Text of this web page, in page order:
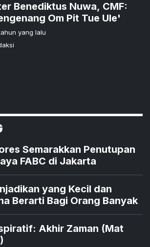
Benediktus Nuwa, CMF:
Om Pit Tue Ule'
yang lalu
Semarakkan Penutupan
FABC di Jakarta
yang Kecil dan
Sederhana Berarti Bagi Orang Banyak
Akhir Zaman (Mat